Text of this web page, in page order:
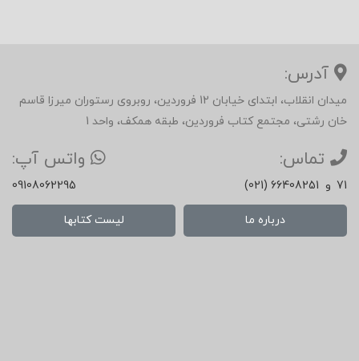
مبالغه در اولین پیشنهاد؛
به تأخیر انداختن؛
ترسیم خطوطغ
آدرس:
میدان انقلاب، ابتدای خیابان 12 فروردین، روبروی رستوران میرزا قاسم
خان رشتی، مجتمع کتاب فروردین، طبقه همکف، واحد 1
تماس:
(021) 66408251 و 71
واتس آپ:
09108062295
درباره ما لیست کتابها